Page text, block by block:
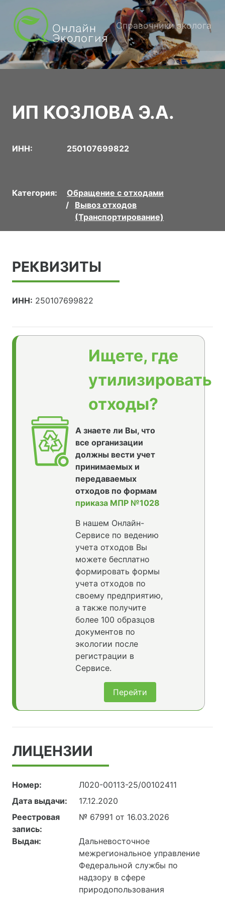
Справочники эколога
ИП КОЗЛОВА Э.А.
ИНН: 250107699822
Категория:
Обращение с отходами
Вывоз отходов
(Транспортирование)
РЕКВИЗИТЫ
ИНН: 250107699822
Ищете, где
утилизировать
отходы?
А знаете ли Вы, что
все организации
должны вести учет
принимаемых и
передаваемых
отходов по формам
приказа МПР №1028
В нашем Онлайн-
Сервисе по ведению
учета отходов Вы
можете бесплатно
формировать формы
учета отходов по
своему предприятию,
а также получите
более 100 образцов
документов по
экологии после
регистрации в
Сервисе.
Перейти
ЛИЦЕНЗИИ
Номер:
Л020-00113-25/00102411
Дата выдачи:
17.12.2020
Реестровая
запись:
№ 67991 от 16.03.2026
Выдан:
Дальневосточное
межрегиональное управление
Федеральной службы по
надзору в сфере
природопользования